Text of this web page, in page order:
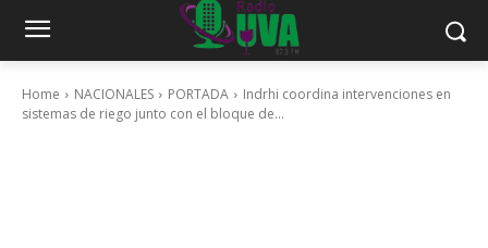
Home NACIONALES PORTADA
Indrhi coordina intervenciones en
sistemas de riego junto con el bloque de...